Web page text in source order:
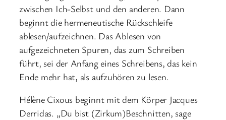
zwischen Ich-Selbst und den anderen. Dann
beginnt die hermeneutische Rückschleife
ablesen/aufzeichnen. Das Ablesen von
aufgezeichneten Spuren, das zum Schreiben
führt, sei der Anfang eines Schreibens, das kein
Ende mehr hat, als aufzuhören zu lesen.
Hélène Cixous beginnt mit dem Körper Jacques
Derridas. „Du bist (Zirkum)Beschnitten, sage